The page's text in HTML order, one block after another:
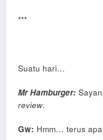
***
Suatu hari…
Mr Hamburger:
review.
Gw: Hmm… terus